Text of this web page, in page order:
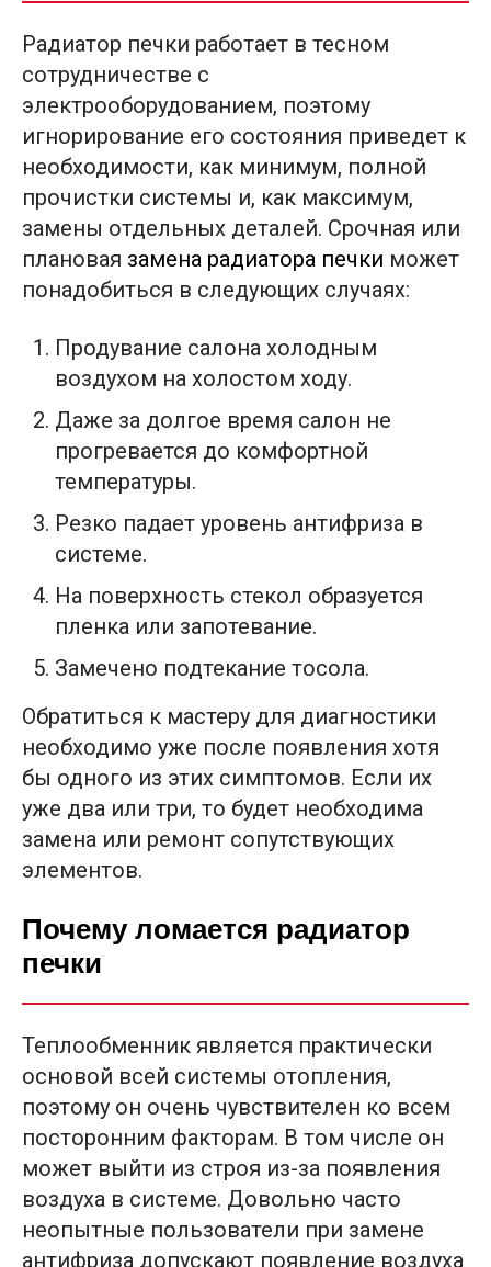
Радиатор печки работает в тесном
сотрудничестве с
электрооборудованием, поэтому
игнорирование его состояния приведет к
необходимости, как минимум, полной
прочистки системы и, как максимум,
замены отдельных деталей. Срочная или
плановая замена радиатора печки может
понадобиться в следующих случаях:
Продувание салона холодным
воздухом на холостом ходу.
Даже за долгое время салон не
прогревается до комфортной
температуры.
Резко падает уровень антифриза в
системе.
На поверхность стекол образуется
пленка или запотевание.
Замечено подтекание тосола.
Обратиться к мастеру для диагностики
необходимо уже после появления хотя
бы одного из этих симптомов. Если их
уже два или три, то будет необходима
замена или ремонт сопутствующих
элементов.
Почему ломается радиатор
печки
Теплообменник является практически
основой всей системы отопления,
поэтому он очень чувствителен ко всем
посторонним факторам. В том числе он
может выйти из строя из-за появления
воздуха в системе. Довольно часто
неопытные пользователи при замене
антифриза допускают появление воздуха